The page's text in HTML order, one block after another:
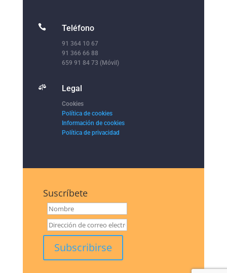
 Teléfono
91 364 10 67
91 366 66 88
659 91 84 73 (Móvil)
 Legal
Cookies
Política de cookies
Información de cookies
Política de privacidad
Suscríbete